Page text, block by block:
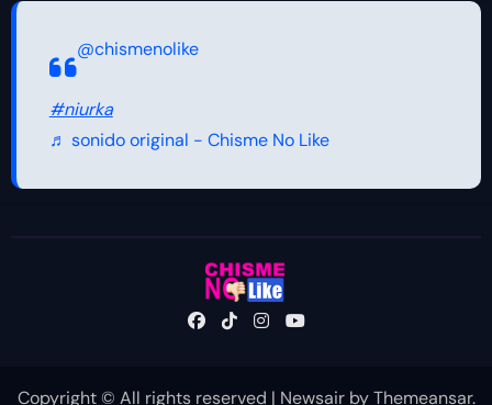
@chismenolike
#niurka
♬ sonido original - Chisme No Like
Copyright © All rights reserved | NewsairbyThemeansar.